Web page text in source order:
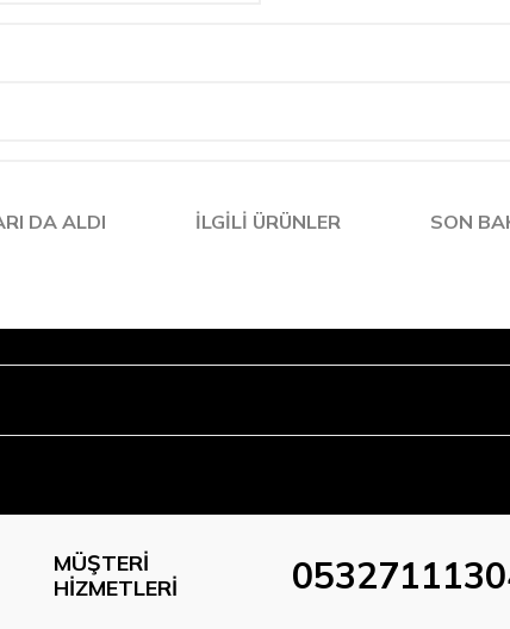
DA ALDI İLGILI ÜRÜNLER SON
MÜŞTERI
HIZMETLERI